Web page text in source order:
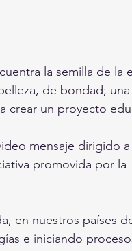
la semilla de la
de bondad;
crear un proyecto
mensaje dirigido
promovida por la
en nuestros países
e iniciando